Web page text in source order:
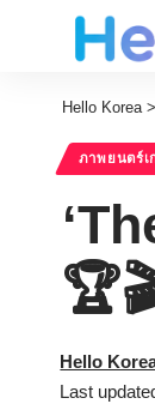
Hello Korea>
ภาพยนตร์เ
Last
Hello